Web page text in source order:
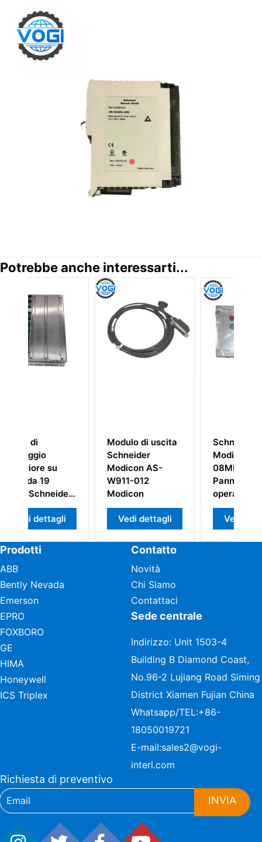
Potrebbe anche interessarti...
di uscita
dettagli
Schneider
Modicon MM-
08MP-001
Pannello
operatore
Element
Vedi dettagli
Modulo di uscita
Schneider
Modicon AS-
B864-001
Vedi dettagli
Prodotti
ABB
Bently Nevada
Emerson
EPRO
FOXBORO
GE
HIMA
Honeywell
ICS Triplex
Contatto
Novità
Chi Siamo
Contattaci
Sede centrale
Indirizzo: Unit 1503-4
Building B Diamond Coast,
No.96-2 Lujiang Road Siming
District Xiamen Fujian China
Whatsapp/TEL:+86-
18050019721
E-mail:sales2@vogi-
interl.com
Richiesta di preventivo
INVIA